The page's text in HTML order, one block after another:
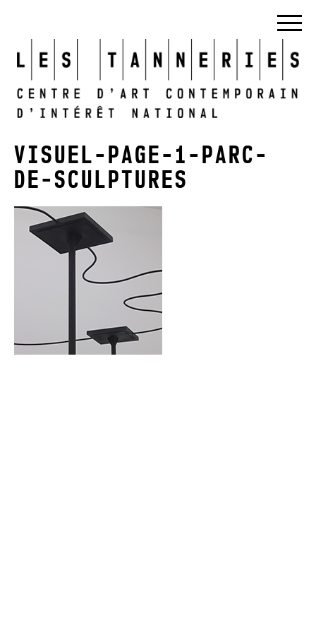
VISUEL-PAGE-1-PARC-
DE-SCULPTURES